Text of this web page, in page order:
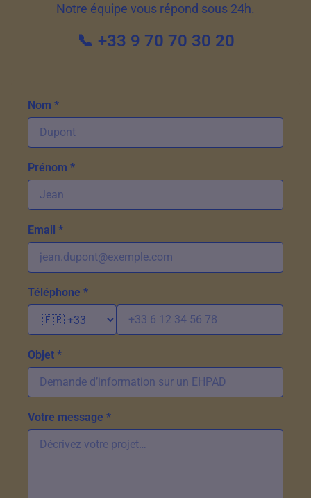
Notre équipe vous répond sous 24h.
📞 +33 9 70 70 30 20
Nom *
Prénom *
Email *
Téléphone *
Objet *
Votre message *